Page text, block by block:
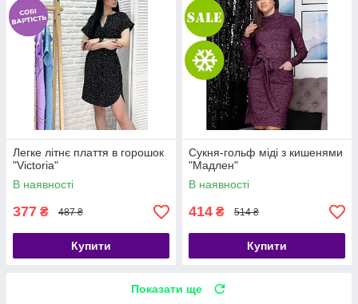
Легке літнє плаття в горошок
"Victoria"
В наявності
377 ₴ 487 ₴
Купити
Сукня-гольф міді з кишенями
"Мадлен"
В наявності
414 ₴ 514 ₴
Купити
Показати ще